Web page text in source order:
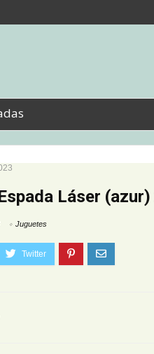
Láser
Juguetes